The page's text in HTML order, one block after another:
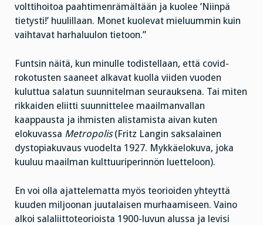
volttihoitoa paahtimenrämältään ja kuolee ’Niinpä
tietysti!’ huulillaan. Monet kuolevat mieluummin kuin
vaihtavat harhaluulon tietoon.”
Funtsin näitä, kun minulle todistellaan, että covid-
rokotusten saaneet alkavat kuolla viiden vuoden
kuluttua salatun suunnitelman seurauksena. Tai miten
rikkaiden eliitti suunnittelee maailmanvallan
kaappausta ja ihmisten alistamista aivan kuten
elokuvassa Metropolis(Fritz Langin saksalainen
dystopiakuvaus vuodelta 1927. Mykkäelokuva, joka
kuuluu maailman kulttuuriperinnön luetteloon).
En voi olla ajattelematta myös teorioiden yhteyttä
kuuden miljoonan juutalaisen murhaamiseen. Vaino
alkoi salaliittoteorioista 1900-luvun alussa ja levisi